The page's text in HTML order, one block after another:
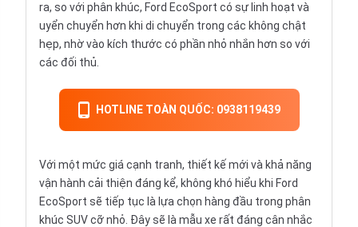
ra, so với phân khúc, Ford EcoSport có sự linh hoạt và
uyển chuyển hơn khi di chuyển trong các không chật
hẹp, nhờ vào kích thước có phần nhỏ nhắn hơn so với
các đối thủ.
HOTLINE TOÀN QUỐC: 0938119439
Với một mức giá cạnh tranh, thiết kế mới và khả năng
vận hành cải thiện đáng kể, không khó hiểu khi Ford
EcoSport sẽ tiếp tục là lựa chọn hàng đầu trong phân
khúc SUV cỡ nhỏ. Đây sẽ là mẫu xe rất đáng cân nhắc